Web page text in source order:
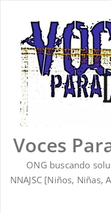
contenido
Voces
ONG buscando
NNAJSC [Niños, Niñas,